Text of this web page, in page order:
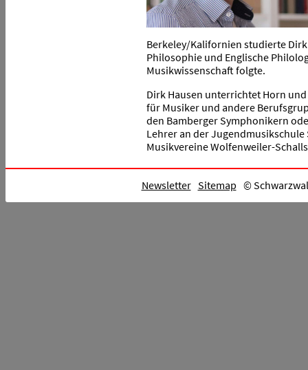
Berkeley/Kalifornien studierte
Philosophie und Englische
Musikwissenschaft folgte.
Dirk Hausen unterrichtet Horn
für Musiker und andere
den Bamberger Symphonikern
Lehrer an der
Musikvereine Wolfenweiler-
Newsletter Sitemap ©